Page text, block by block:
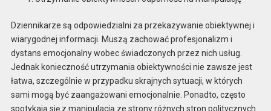
Dziennikarze są odpowiedzialni za przekazywanie obiektywnej i
wiarygodnej informacji. Muszą zachować profesjonalizm i
dystans emocjonalny wobec świadczonych przez nich usług.
Jednak konieczność utrzymania obiektywności nie zawsze jest
łatwa, szczególnie w przypadku skrajnych sytuacji, w których
sami mogą być zaangażowani emocjonalnie. Ponadto, często
spotykają się z manipulacją ze strony różnych stron politycznych